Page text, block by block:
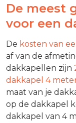
De meest
voor een
De kosten van
af van de
dakkapellen zijn
dakkapel 4
maat van je
op de dakkapel
dakkapel van 4